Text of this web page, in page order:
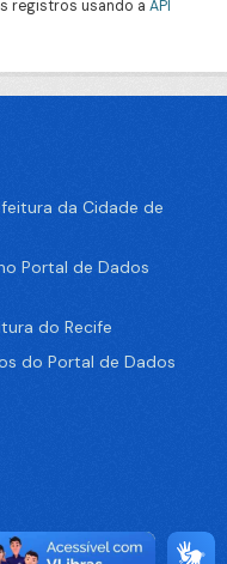
registros usando a API
da Cidade de
Portal de Dados
do Recife
do Portal de Dados